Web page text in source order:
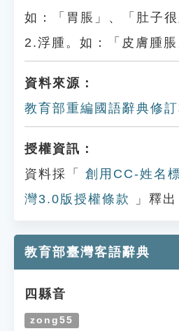
如：「胃脹」、「肚子很
2.浮腫。如：「皮膚腫脹
資料來源：
教育部重編國語辭典修
授權資訊：
資料採「
創用CC-姓名
灣3.0版授權條款
」釋出
教育部臺灣客語辭典
四縣音
zong55